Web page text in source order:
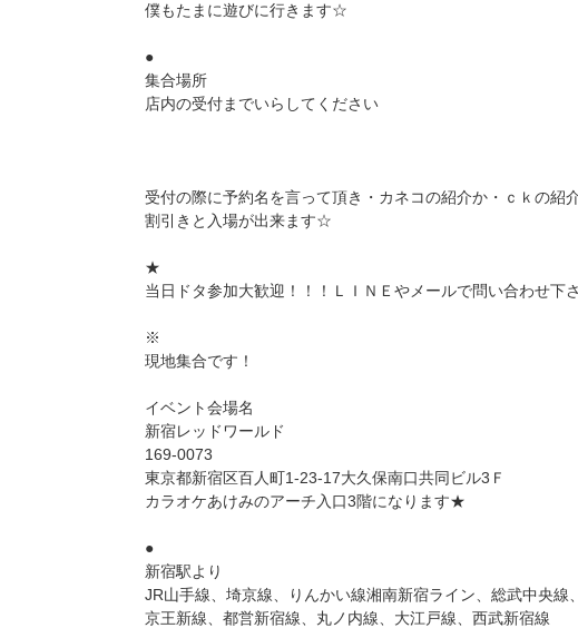
僕もたまに遊びに行きます☆
●
集合場所
店内の受付までいらしてください
受付の際に予約名を言って頂き・カネコの紹介か・ｃｋの紹
割引きと入場が出来ます☆
★
当日ドタ参加大歓迎！！！ＬＩＮＥやメールで問い合わせ下
※
現地集合です！
イベント会場名
新宿レッドワールド
169-0073
東京都新宿区百人町1-23-17大久保南口共同ビル3Ｆ
カラオケあけみのアーチ入口3階になります★
●
新宿駅より
JR山手線、埼京線、りんかい線湘南新宿ライン、総武中央線
京王新線、都営新宿線、丸ノ内線、大江戸線、西武新宿線